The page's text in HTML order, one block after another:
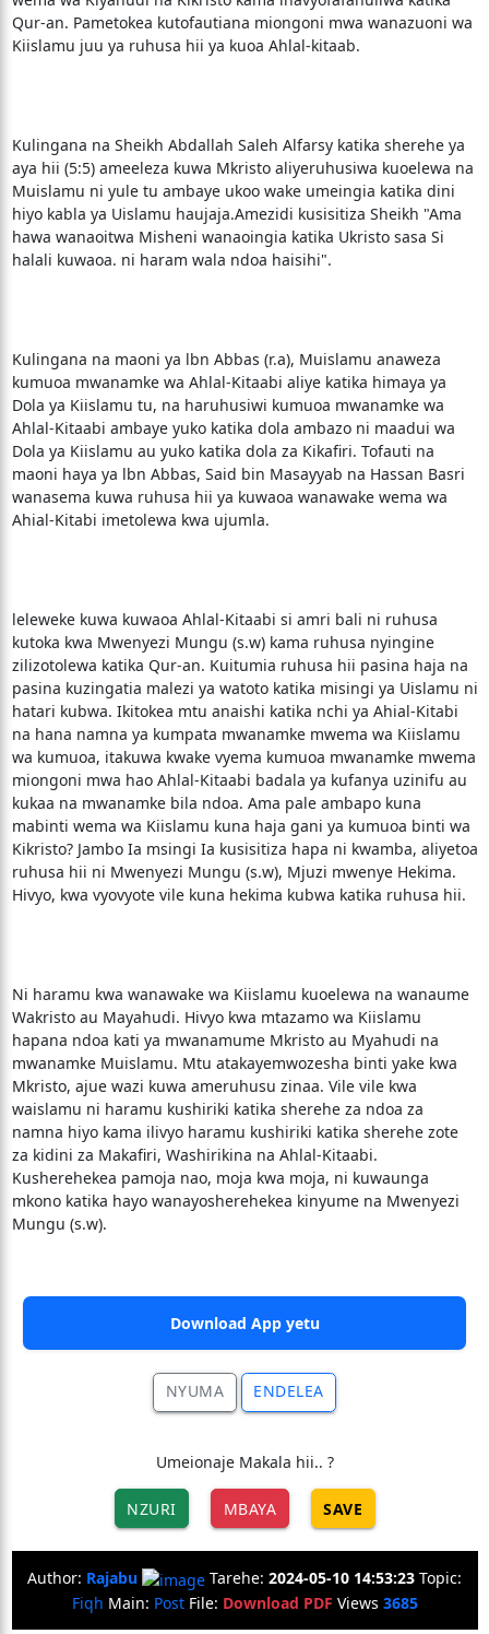
Qur-an. Pametokea kutofautiana miongoni mwa wanazuoni wa
Kiislamu juu ya ruhusa hii ya kuoa Ahlal-kitaab.
Kulingana na Sheikh Abdallah Saleh Alfarsy katika sherehe ya
aya hii (5:5) ameeleza kuwa Mkristo aliyeruhusiwa kuoelewa na
Muislamu ni yule tu ambaye ukoo wake umeingia katika dini
hiyo kabla ya Uislamu haujaja.Amezidi kusisitiza Sheikh "Ama
hawa wanaoitwa Misheni wanaoingia katika Ukristo sasa Si
halali kuwaoa. ni haram wala ndoa haisihi".
Kulingana na maoni ya lbn Abbas (r.a), Muislamu anaweza
kumuoa mwanamke wa Ahlal-Kitaabi aliye katika himaya ya
Dola ya Kiislamu tu, na haruhusiwi kumuoa mwanamke wa
Ahlal-Kitaabi ambaye yuko katika dola ambazo ni maadui wa
Dola ya Kiislamu au yuko katika dola za Kikafiri. Tofauti na
maoni haya ya lbn Abbas, Said bin Masayyab na Hassan Basri
wanasema kuwa ruhusa hii ya kuwaoa wanawake wema wa
Ahial-Kitabi imetolewa kwa ujumla.
leleweke kuwa kuwaoa Ahlal-Kitaabi si amri bali ni ruhusa
kutoka kwa Mwenyezi Mungu (s.w) kama ruhusa nyingine
zilizotolewa katika Qur-an. Kuitumia ruhusa hii pasina haja na
pasina kuzingatia malezi ya watoto katika misingi ya Uislamu ni
hatari kubwa. Ikitokea mtu anaishi katika nchi ya Ahial-Kitabi
na hana namna ya kumpata mwanamke mwema wa Kiislamu
wa kumuoa, itakuwa kwake vyema kumuoa mwanamke mwema
miongoni mwa hao Ahlal-Kitaabi badala ya kufanya uzinifu au
kukaa na mwanamke bila ndoa. Ama pale ambapo kuna
mabinti wema wa Kiislamu kuna haja gani ya kumuoa binti wa
Kikristo? Jambo Ia msingi Ia kusisitiza hapa ni kwamba, aliyetoa
ruhusa hii ni Mwenyezi Mungu (s.w), Mjuzi mwenye Hekima.
Hivyo, kwa vyovyote vile kuna hekima kubwa katika ruhusa hii.
Ni haramu kwa wanawake wa Kiislamu kuoelewa na wanaume
Wakristo au Mayahudi. Hivyo kwa mtazamo wa Kiislamu
hapana ndoa kati ya mwanamume Mkristo au Myahudi na
mwanamke Muislamu. Mtu atakayemwozesha binti yake kwa
Mkristo, ajue wazi kuwa ameruhusu zinaa. Vile vile kwa
waislamu ni haramu kushiriki katika sherehe za ndoa za
namna hiyo kama ilivyo haramu kushiriki katika sherehe zote
za kidini za Makafiri, Washirikina na Ahlal-Kitaabi.
Kusherehekea pamoja nao, moja kwa moja, ni kuwaunga
mkono katika hayo wanayosherehekea kinyume na Mwenyezi
Mungu (s.w).
Download App yetu
NYUMA ENDELEA
Umeionaje Makala hii.. ?
NZURI MBAYA SAVE
Author: Rajabu Tarehe: 2024-05-10 14:53:23 Topic:
Fiqh Main: PostFile: Download PDF Views 3685